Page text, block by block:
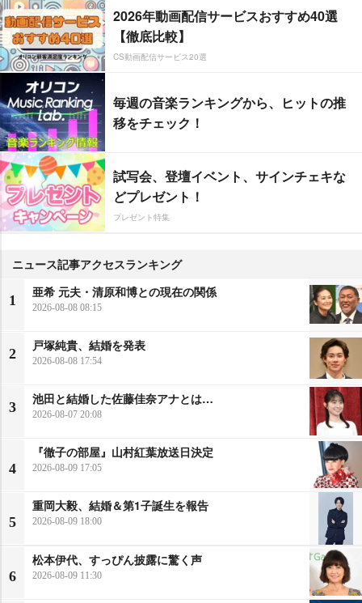
2026年動画配信サービスおすすめ40選
【徹底比較】
CS動画配信サービス20選
毎週の音楽ランキングから、ヒットの推
移をチェック！
試写会、登壇イベント、サインチェキな
どプレゼント！
プレゼント特集
ニュース記事アクセスランキング
1
亜希 元夫・清原和博との現在の関係
2026-08-08 08:15
2
戸塚純貴、結婚を発表
2026-08-08 17:54
3
池田と結婚した佐藤佳奈アナとは…
2026-08-07 20:08
4
『徹子の部屋』山村紅葉放送日決定
2026-08-09 17:05
5
重岡大毅、結婚＆第1子誕生を報告
2026-08-09 18:00
6
松本伊代、すっぴん披露に驚く声
2026-08-09 11:30